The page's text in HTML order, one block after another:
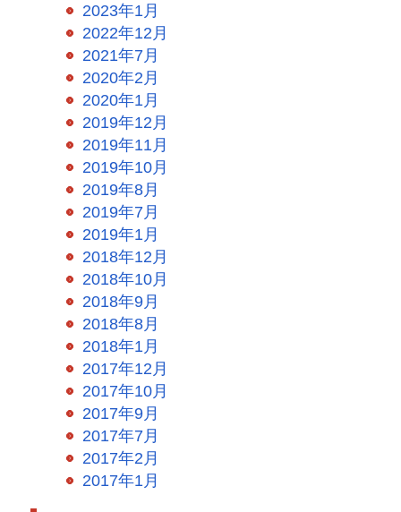
2023年1月
2022年12月
2021年7月
2020年2月
2020年1月
2019年12月
2019年11月
2019年10月
2019年8月
2019年7月
2019年1月
2018年12月
2018年10月
2018年9月
2018年8月
2018年1月
2017年12月
2017年10月
2017年9月
2017年7月
2017年2月
2017年1月